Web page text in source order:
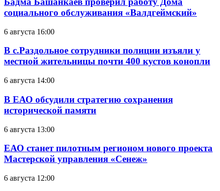
социального обслуживания «Валдгеймский»
6 августа 16:00
В с.Раздольное сотрудники полиции изъяли у
местной жительницы почти 400 кустов конопли
6 августа 14:00
В ЕАО обсудили стратегию сохранения
исторической памяти
6 августа 13:00
ЕАО станет пилотным регионом нового проекта
Мастерской управления «Сенеж»
6 августа 12:00